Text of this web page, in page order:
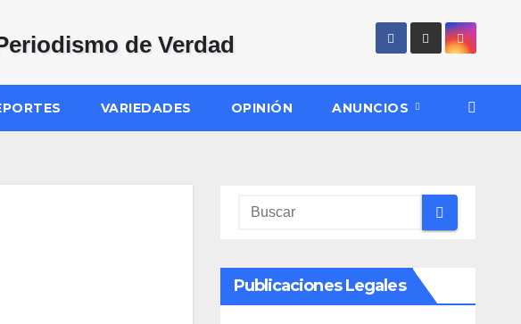
VARIEDADES OPINIÓN ANUNCIOS
Publicaciones Legales